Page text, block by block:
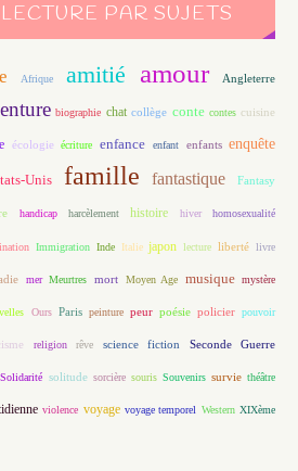
PAR SUJETS
Afrique amitié amour Angleterre
biographie chat collège conte contes cuisine
écologie écriture enfance enfant enfants enquête
Unis famille fantastique Fantasy
handicap harcèlement histoire hiver homosexualité
Immigration Inde Italie japon lecture liberté livre
mer Meurtres mort Moyen Age musique mystère
Ours Paris peinture peur poésie policier pouvoir
religion rêve science fiction Seconde Guerre
Solidarité solitude sorcière souris Souvenirs survie théâtre
violence voyage voyage temporel Western XIXème